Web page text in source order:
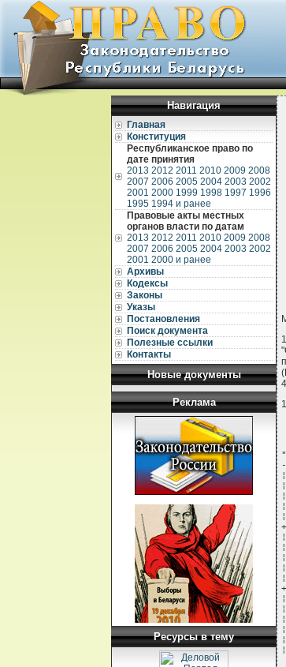
Навигация
Главная
Конституция
Республиканское право по
дате принятия
2013 2012 2011 2010 2009 2008
2007 2006 2005 2004 2003 2002
2001 2000 1999 1998 1997 1996
1995 1994 и ранее
Правовые акты местных
органов власти по датам
2013 2012 2011 2010 2009 2008
2007 2006 2005 2004 2003 2002
2001 2000 и ранее
Архивы
Кодексы
Законы
Указы
Постановления
Поиск документа
Полезные ссылки
Контакты
Новые документы
Реклама
Ресурсы в тему
"